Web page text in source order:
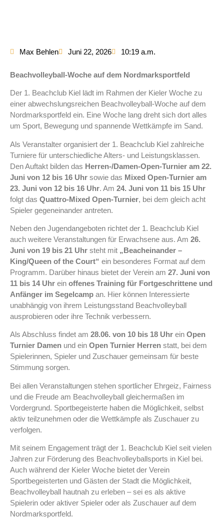
Max Behlen Juni 22, 2026 10:19 a.m.
Beachvolleyball-Woche auf dem Nordmarksportfeld
Der 1. Beachclub Kiel lädt im Rahmen der Kieler Woche zu
einer abwechslungsreichen Beachvolleyball-Woche auf dem
Nordmarksportfeld ein. Eine Woche lang dreht sich dort alles
um Sport, Bewegung und spannende Wettkämpfe im Sand.
Als Veranstalter organisiert der 1. Beachclub Kiel zahlreiche
Turniere für unterschiedliche Alters- und Leistungsklassen.
Den Auftakt bilden das Herren-/Damen-Open-Turnier am 22.
Juni von 12 bis 16 Uhr sowie das Mixed Open-Turnier am
23. Juni von 12 bis 16 Uhr. Am 24. Juni von 11 bis 15 Uhr
folgt das Quattro-Mixed Open-Turnier, bei dem gleich acht
Spieler gegeneinander antreten.
Neben den Jugendangeboten richtet der 1. Beachclub Kiel
auch weitere Veranstaltungen für Erwachsene aus. Am 26.
Juni von 19 bis 21 Uhr steht mit „Beacheinander –
King/Queen of the Court“ ein besonderes Format auf dem
Programm. Darüber hinaus bietet der Verein am 27. Juni von
11 bis 14 Uhr ein offenes Training für Fortgeschrittene und
Anfänger im Segelcamp an. Hier können Interessierte
unabhängig von ihrem Leistungsstand Beachvolleyball
ausprobieren oder ihre Technik verbessern.
Als Abschluss findet am 28.06. von 10 bis 18 Uhr ein Open
Turnier Damen und ein Open Turnier Herren statt, bei dem
Spielerinnen, Spieler und Zuschauer gemeinsam für beste
Stimmung sorgen.
Bei allen Veranstaltungen stehen sportlicher Ehrgeiz, Fairness
und die Freude am Beachvolleyball gleichermaßen im
Vordergrund. Sportbegeisterte haben die Möglichkeit, selbst
aktiv teilzunehmen oder die Wettkämpfe als Zuschauer zu
verfolgen.
Mit seinem Engagement trägt der 1. Beachclub Kiel seit vielen
Jahren zur Förderung des Beachvolleyballsports in Kiel bei.
Auch während der Kieler Woche bietet der Verein
Sportbegeisterten und Gästen der Stadt die Möglichkeit,
Beachvolleyball hautnah zu erleben – sei es als aktive
Spielerin oder aktiver Spieler oder als Zuschauer auf dem
Nordmarksportfeld.